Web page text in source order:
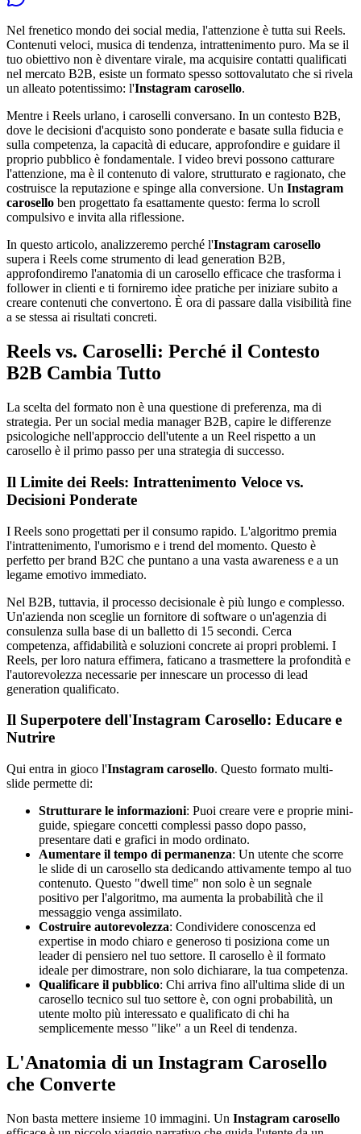
Nel frenetico mondo dei social media, l'attenzione è tutta sui Reels.
Contenuti veloci, musica di tendenza, intrattenimento puro. Ma se il
tuo obiettivo non è diventare virale, ma acquisire contatti qualificati
nel mercato B2B, esiste un formato spesso sottovalutato che si rivela
un alleato potentissimo: l'Instagram carosello.
Mentre i Reels urlano, i caroselli conversano. In un contesto B2B,
dove le decisioni d'acquisto sono ponderate e basate sulla fiducia e
sulla competenza, la capacità di educare, approfondire e guidare il
proprio pubblico è fondamentale. I video brevi possono catturare
l'attenzione, ma è il contenuto di valore, strutturato e ragionato, che
costruisce la reputazione e spinge alla conversione. Un Instagram
carosello ben progettato fa esattamente questo: ferma lo scroll
compulsivo e invita alla riflessione.
In questo articolo, analizzeremo perché l'Instagram carosello
supera i Reels come strumento di lead generation B2B,
approfondiremo l'anatomia di un carosello efficace che trasforma i
follower in clienti e ti forniremo idee pratiche per iniziare subito a
creare contenuti che convertono. È ora di passare dalla visibilità fine
a se stessa ai risultati concreti.
Reels vs. Caroselli: Perché il Contesto
B2B Cambia Tutto
La scelta del formato non è una questione di preferenza, ma di
strategia. Per un social media manager B2B, capire le differenze
psicologiche nell'approccio dell'utente a un Reel rispetto a un
carosello è il primo passo per una strategia di successo.
Il Limite dei Reels: Intrattenimento Veloce vs.
Decisioni Ponderate
I Reels sono progettati per il consumo rapido. L'algoritmo premia
l'intrattenimento, l'umorismo e i trend del momento. Questo è
perfetto per brand B2C che puntano a una vasta awareness e a un
legame emotivo immediato.
Nel B2B, tuttavia, il processo decisionale è più lungo e complesso.
Un'azienda non sceglie un fornitore di software o un'agenzia di
consulenza sulla base di un balletto di 15 secondi. Cerca
competenza, affidabilità e soluzioni concrete ai propri problemi. I
Reels, per loro natura effimera, faticano a trasmettere la profondità e
l'autorevolezza necessarie per innescare un processo di lead
generation qualificato.
Il Superpotere dell'Instagram Carosello: Educare e
Nutrire
Qui entra in gioco l'Instagram carosello. Questo formato multi-
slide permette di:
Strutturare le informazioni: Puoi creare vere e proprie mini-
guide, spiegare concetti complessi passo dopo passo,
presentare dati e grafici in modo ordinato.
Aumentare il tempo di permanenza: Un utente che scorre
le slide di un carosello sta dedicando attivamente tempo al tuo
contenuto. Questo "dwell time" non solo è un segnale
positivo per l'algoritmo, ma aumenta la probabilità che il
messaggio venga assimilato.
Costruire autorevolezza: Condividere conoscenza ed
expertise in modo chiaro e generoso ti posiziona come un
leader di pensiero nel tuo settore. Il carosello è il formato
ideale per dimostrare, non solo dichiarare, la tua competenza.
Qualificare il pubblico: Chi arriva fino all'ultima slide di un
carosello tecnico sul tuo settore è, con ogni probabilità, un
utente molto più interessato e qualificato di chi ha
semplicemente messo "like" a un Reel di tendenza.
L'Anatomia di un Instagram Carosello
che Converte
Non basta mettere insieme 10 immagini. Un Instagram carosello